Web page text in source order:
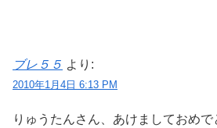
ブレ５５ より:
2010年1月4日 6:13 PM
りゅうたんさん、あけましておめで